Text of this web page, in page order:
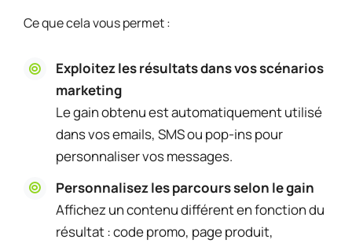
Ce que cela vous permet :
Exploitez les résultats dans vos scénarios
marketing
Le gain obtenu est automatiquement utilisé
dans vos emails, SMS ou pop-ins pour
personnaliser vos messages.
Personnalisez les parcours selon le gain
Affichez un contenu différent en fonction du
résultat : code promo, page produit,